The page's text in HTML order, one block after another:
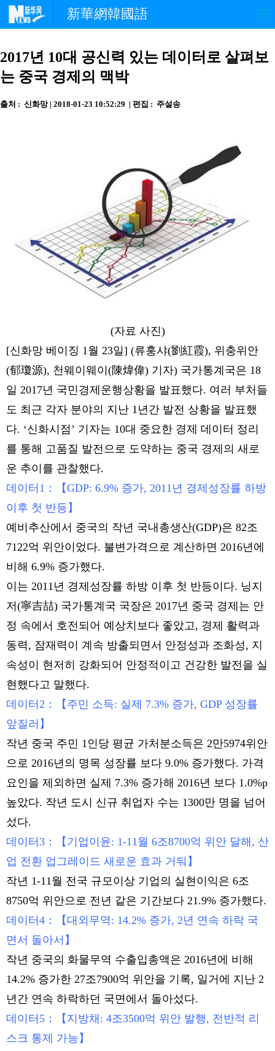
新華網韓國語
경제 사회
중한교류 핫 TV
2017년 10대 공신력 있는 데이터로 살펴보
는 중국 경제의 맥박
출처 : 신화망 | 2018-01-23 10:52:29 | 편집 : 주설송
(자료 사진)
[신화망 베이징 1월 23일] (류훙샤(劉紅霞), 위충위안
(郁瓊源), 천웨이웨이(陳煒偉) 기자) 국가통계국은 18
일 2017년 국민경제운행상황을 발표했다. 여러 부처들
도 최근 각자 분야의 지난 1년간 발전 상황을 발표했
다. ‘신화시점’ 기자는 10대 중요한 경제 데이터 정리
를 통해 고품질 발전으로 도약하는 중국 경제의 새로
운 추이를 관찰했다.
데이터1：【GDP: 6.9% 증가, 2011년 경제성장률 하방
이후 첫 반등】
예비추산에서 중국의 작년 국내총생산(GDP)은 82조
7122억 위안이었다. 불변가격으로 계산하면 2016년에
비해 6.9% 증가했다.
이는 2011년 경제성장률 하방 이후 첫 반등이다. 닝지
저(寧吉喆) 국가통계국 국장은 2017년 중국 경제는 안
정 속에서 호전되어 예상치보다 좋았고, 경제 활력과
동력, 잠재력이 계속 방출되면서 안정성과 조화성, 지
속성이 현저히 강화되어 안정적이고 건강한 발전을 실
현했다고 말했다.
데이터2：【주민 소득: 실제 7.3% 증가, GDP 성장률
앞질러】
작년 중국 주민 1인당 평균 가처분소득은 2만5974위안
으로 2016년의 명목 성장률 보다 9.0% 증가했다. 가격
요인을 제외하면 실제 7.3% 증가해 2016년 보다 1.0%p
높았다. 작년 도시 신규 취업자 수는 1300만 명을 넘어
섰다.
데이터3：【기업이윤: 1-11월 6조8700억 위안 달해, 산
업 전환 업그레이드 새로운 효과 거둬】
작년 1-11월 전국 규모이상 기업의 실현이익은 6조
8750억 위안으로 전년 같은 기간보다 21.9% 증가했다.
데이터4：【대외무역: 14.2% 증가, 2년 연속 하락 국
면서 돌아서】
작년 중국의 화물무역 수출입총액은 2016년에 비해
14.2% 증가한 27조7900억 위안을 기록, 일거에 지난 2
년간 연속 하락하던 국면에서 돌아섰다.
데이터5：【지방채: 4조3500억 위안 발행, 전반적 리
스크 통제 가능】